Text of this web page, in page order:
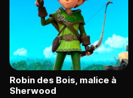
Robin des Bois, malice à
Sherwood